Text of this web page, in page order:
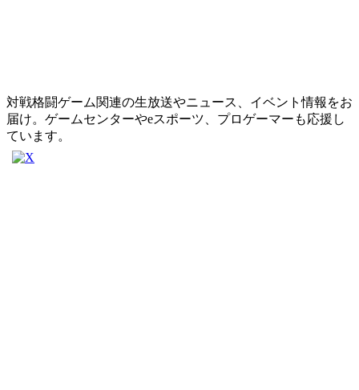
対戦格闘ゲーム関連の生放送やニュース、イベント情報をお
届け。ゲームセンターやeスポーツ、プロゲーマーも応援し
ています。